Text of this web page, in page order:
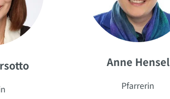
Anne Hensel
Pfarrerin